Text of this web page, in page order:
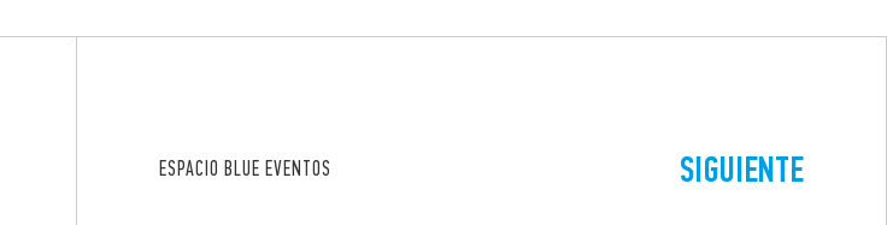
SIGUIENTE
ESPACIO BLUE EVENTOS